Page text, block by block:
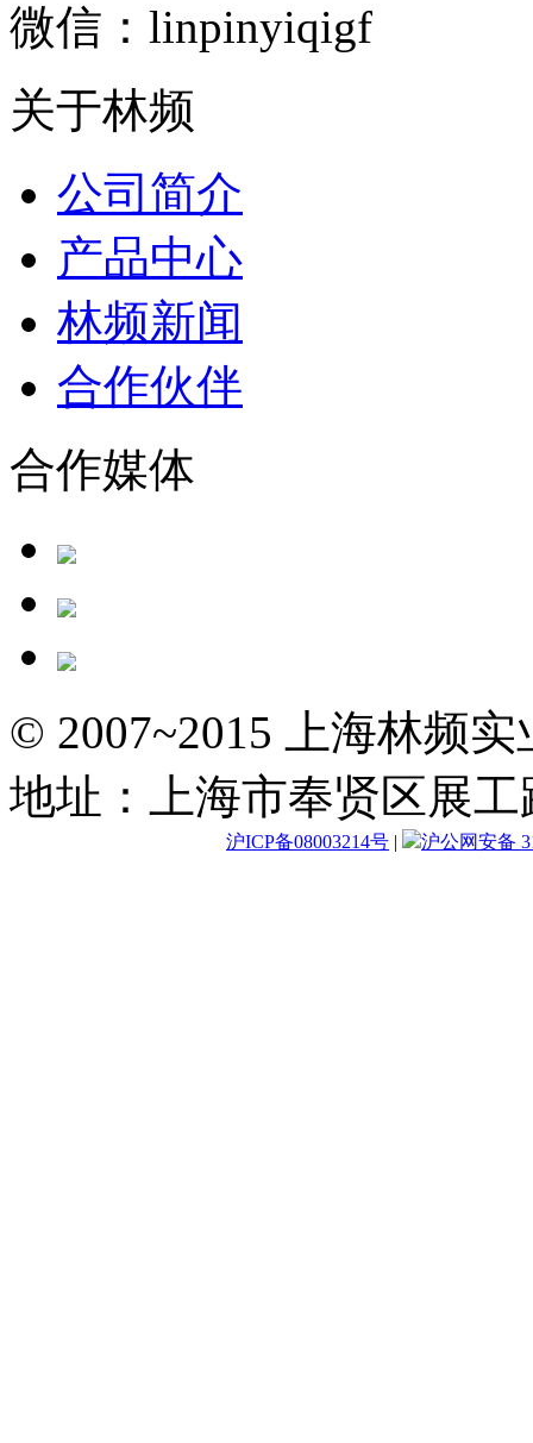
微信：linpinyiqigf
关于林频
公司简介
产品中心
林频新闻
合作伙伴
合作媒体
© 2007~2015 上海林频
地址：上海市奉贤区展工
沪ICP备08003214号 | 沪公网安备